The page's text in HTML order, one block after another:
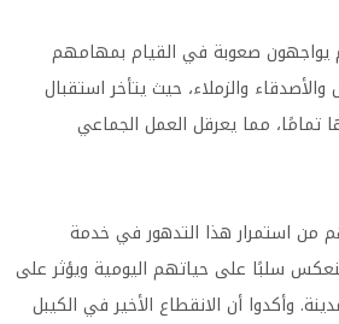
يواجهون صعوبة في القيام بمهامهم
والزملاء، حيث يتأخر استقبال
تمامًا، مما يعرقل العمل الجماعي
من استمرار هذا التدهور في خدمة
ينعكس سلبًا على حياتهم اليومية ويؤثر على
وأكدوا أن الانقطاع الأخير في الكيبل